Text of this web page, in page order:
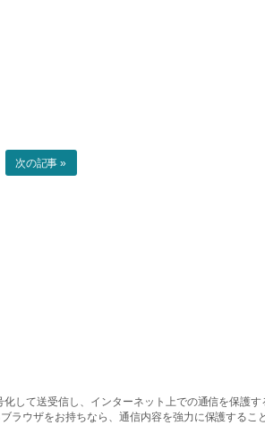
次の記事 »
して送受信し、インターネット上での通信を保護
ウザをお持ちなら、通信内容を強力に保護する